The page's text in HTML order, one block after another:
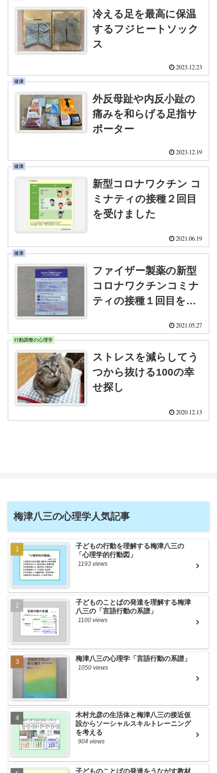
冷える足を最高に保温
するフジヒートソック
ス
2023.12.23
健康
外反母趾や内反小趾の
痛みを和らげる足指サ
ポーター
2023.12.19
健康
新型コロナワクチン コ
ミナティの接種２回目
を受けました
2021.06.19
健康
ファイザー製薬の新型
コロナワクチンコミナ
ティの接種１回目を受
2021.05.27
行動調整の心理学
ストレスを減らしてう
つから抜ける100の幸
せ探し
2020.12.13
梅津八三の心理学人気記事
子どもの行動を理解する梅津八三の
「心理学的行動図」
1193 views
子どものことばの発達を理解する梅津
八三の「言語行動の系譜」
1100 views
梅津八三の心理学「言語行動の系譜」
1050 views
木村允彦の生活体と梅津八三の接近仮
設からソーシャルスキルトレーニング
を考える
904 views
子どものことばの発達をうながす教材